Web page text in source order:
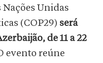
Unidas
(COP29) será
de 11 a 22
evento reúne